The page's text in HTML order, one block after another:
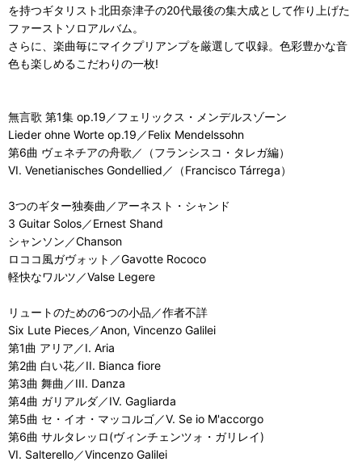
を持つギタリスト北田奈津子の20代最後の集大成として作り上げた
ファーストソロアルバム。
さらに、楽曲毎にマイクプリアンプを厳選して収録。色彩豊かな音
色も楽しめるこだわりの一枚!
無言歌 第1集 op.19／フェリックス・メンデルスゾーン
Lieder ohne Worte op.19／Felix Mendelssohn
第6曲 ヴェネチアの舟歌／（フランシスコ・タレガ編）
VI. Venetianisches Gondellied／（Francisco Tárrega）
3つのギター独奏曲／アーネスト・シャンド
3 Guitar Solos／Ernest Shand
シャンソン／Chanson
ロココ風ガヴォット／Gavotte Rococo
軽快なワルツ／Valse Legere
リュートのための6つの小品／作者不詳
Six Lute Pieces／Anon, Vincenzo Galilei
第1曲 アリア／I. Aria
第2曲 白い花／II. Bianca fiore
第3曲 舞曲／III. Danza
第4曲 ガリアルダ／IV. Gagliarda
第5曲 セ・イオ・マッコルゴ／V. Se io M'accorgo
第6曲 サルタレッロ(ヴィンチェンツォ・ガリレイ)
VI. Salterello／Vincenzo Galilei